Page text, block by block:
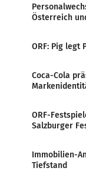
Österreich
ORF: Pig legt
Coca-Cola
ORF-
Salzburger
Immobilien-
Tiefstand